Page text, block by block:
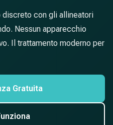
discreto con gli allineatori
Nessun apparecchio
Il trattamento moderno per
Gratuita